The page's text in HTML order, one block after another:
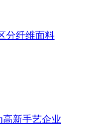
分纤维面料
新手艺企业